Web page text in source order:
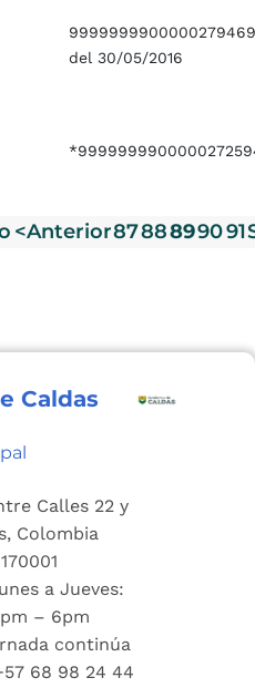
del 30/05/2016
<Anterior8788899091
Caldas
Calles 22 y
Colombia
a Jueves:
– 6pm
continúa
68 98 24 44